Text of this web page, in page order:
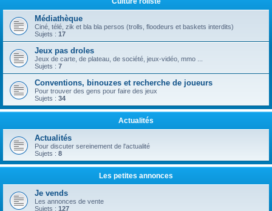
Médiathèque
Ciné, télé, zik et bla bla persos (trolls, floodeurs et baskets interdits)
Sujets : 17
Jeux pas droles
Jeux de carte, de plateau, de société, jeux-vidéo, mmo ...
Sujets : 7
Conventions, binouzes et recherche de joueurs
Pour trouver des gens pour faire des jeux
Sujets : 34
Actualités
Actualités
Pour discuter sereinement de l'actualité
Sujets : 8
Les petites annonces
Je vends
Les annonces de vente
Sujets : 127